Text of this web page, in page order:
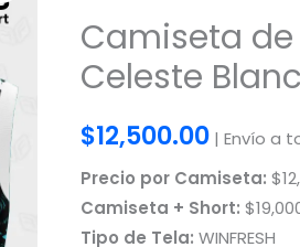
Camiseta
Celeste
$12,500.00 | Envío a
Precio por Camiseta:
Camiseta + Short:
Tipo de Tela: WINFRESH